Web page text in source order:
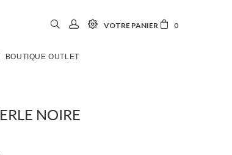
VOTRE PANIER 0
BOUTIQUE OUTLET
NOIRE